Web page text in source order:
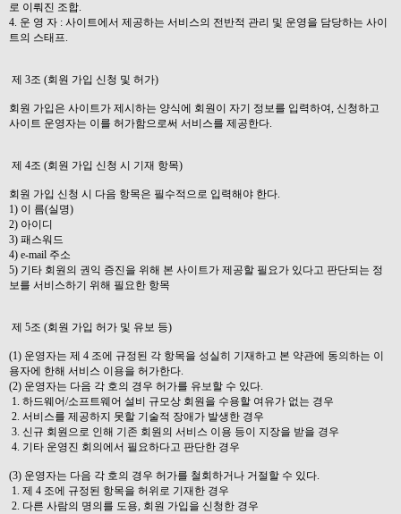
로 이뤄진 조합.
4. 운 영 자 : 사이트에서 제공하는 서비스의 전반적 관리 및 운영을 담당하는 사이
트의 스태프.
제 3조 (회원 가입 신청 및 허가)
회원 가입은 사이트가 제시하는 양식에 회원이 자기 정보를 입력하여, 신청하고
사이트 운영자는 이를 허가함으로써 서비스를 제공한다.
제 4조 (회원 가입 신청 시 기재 항목)
회원 가입 신청 시 다음 항목은 필수적으로 입력해야 한다.
1) 이 름(실명)
2) 아이디
3) 패스워드
4) e-mail 주소
5) 기타 회원의 권익 증진을 위해 본 사이트가 제공할 필요가 있다고 판단되는 정
보를 서비스하기 위해 필요한 항목
제 5조 (회원 가입 허가 및 유보 등)
(1) 운영자는 제 4 조에 규정된 각 항목을 성실히 기재하고 본 약관에 동의하는 이
용자에 한해 서비스 이용을 허가한다.
(2) 운영자는 다음 각 호의 경우 허가를 유보할 수 있다.
1. 하드웨어/소프트웨어 설비 규모상 회원을 수용할 여유가 없는 경우
2. 서비스를 제공하지 못할 기술적 장애가 발생한 경우
3. 신규 회원으로 인해 기존 회원의 서비스 이용 등이 지장을 받을 경우
4. 기타 운영진 회의에서 필요하다고 판단한 경우
(3) 운영자는 다음 각 호의 경우 허가를 철회하거나 거절할 수 있다.
1. 제 4 조에 규정된 항목을 허위로 기재한 경우
2. 다른 사람의 명의를 도용, 회원 가입을 신청한 경우